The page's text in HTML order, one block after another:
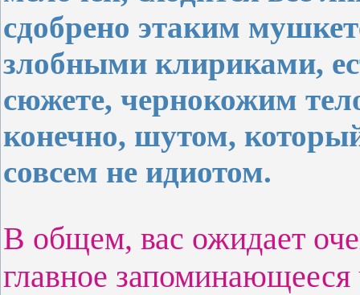
сдобрено этаким
злобными клириками,
сюжете, чернокожим
конечно, шутом,
совсем не идиотом.
В общем, вас ожидает
главное запоминающееся